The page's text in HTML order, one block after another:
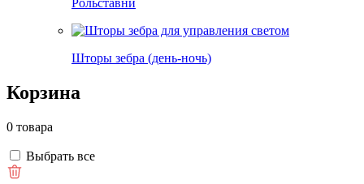
Рольставни
Шторы зебра (день-ночь)
Корзина
0 товара
Выбрать все